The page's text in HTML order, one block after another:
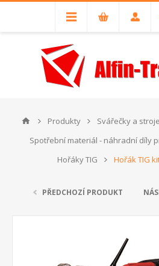
Produkty Svářečky a stroje
Spotřební materiál - náhradní díly
Hořáky TIG
Hořák TIG
PŘEDCHOZÍ PRODUKT